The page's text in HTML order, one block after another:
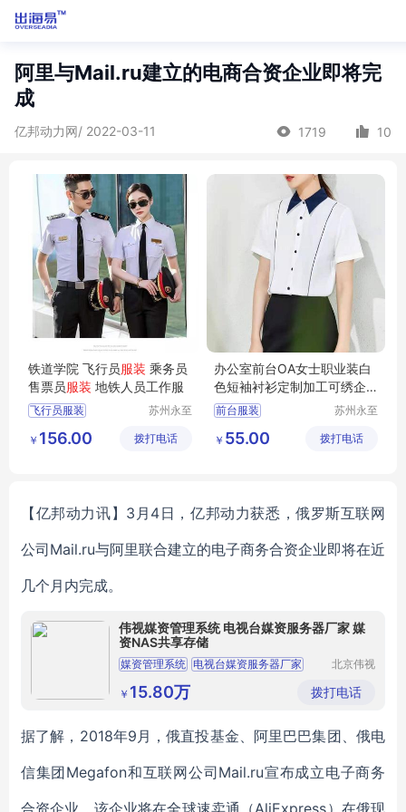
阿里与Mail.ru建立的电商合资企业即将完
成
亿邦动力网/ 2022-03-11 1719 10
铁道学院 飞行员服装 乘务员
售票员服装 地铁人员工作服
飞行员服装
地铁人员工作服
苏州永至
限公司
￥ 156.00 拨打电话
办公室前台OA女士职业装白
色短袖衬衫定制加工可绣企
业标志
前台服装
女士白衬衫
苏州永至
限公司
￥ 55.00 拨打电话
【亿邦动力讯】3月4日，亿邦动力获悉，俄罗斯互联网
公司Mail.ru与阿里联合建立的电子商务合资企业即将在近
几个月内完成。
伟视媒资管理系统 电视台媒资服务器厂家 媒
资NAS共享存储
媒资管理系统 电视台媒资服务器厂家
媒资NAS共享存储
北京伟视
公司
￥ 15.80万 拨打电话
据了解，2018年9月，俄直投基金、阿里巴巴集团、俄电
信集团Megafon和互联网公司Mail.ru宣布成立电子商务
合资企业，该企业将在全球速卖通（AliExpress）在俄现